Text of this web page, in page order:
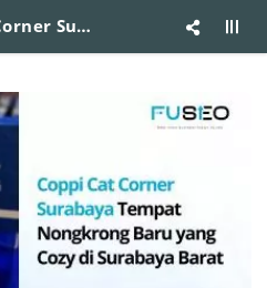
Coppi Cat Corner Surabaya Tempat Nongkrong Baru yang Cozy di Surabaya Barat